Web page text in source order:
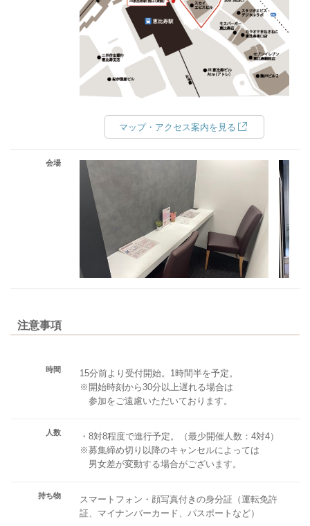
マップ・アクセス案内を見る
会場
注意事項
時間
15分前より受付開始。1時間半を予定。
※開始時刻から30分以上遅れる場合は
参加をご遠慮いただいております。
人数
・8対8程度で進行予定。（最少開催人数：4対4）
※募集締め切り以降のキャンセルによっては
男女差が変動する場合がございます。
持ち物
スマートフォン・顔写真付きの身分証（運転免許
証、マイナンバーカード、パスポートなど）